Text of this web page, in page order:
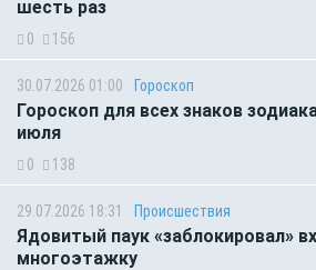
шесть раз
0 156
30.07.2026 01:00 Гороскоп
Гороскоп для всех знаков
июля
0 138
29.07.2026 18:31 Происшествия
Ядовитый паук «заблокировал»
многоэтажку